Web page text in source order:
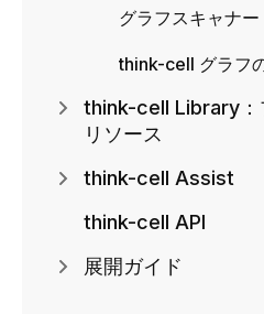
グラフスキャナー
think-cell グラフ
think-cell Library：
リソース
think-cell Assist
think-cell API
展開ガイド